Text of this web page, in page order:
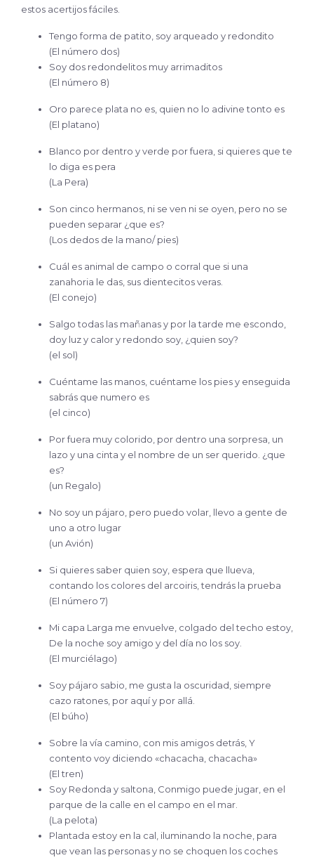
estos acertijos fáciles.
Tengo forma de patito, soy arqueado y redondito
(El número dos)
Soy dos redondelitos muy arrimaditos
(El número 8)
Oro parece plata no es, quien no lo adivine tonto es
(El platano)
Blanco por dentro y verde por fuera, si quieres que te
lo diga es pera
(La Pera)
Son cinco hermanos, ni se ven ni se oyen, pero no se
pueden separar ¿que es?
(Los dedos de la mano/ pies)
Cuál es animal de campo o corral que si una
zanahoria le das, sus dientecitos veras.
(El conejo)
Salgo todas las mañanas y por la tarde me escondo,
doy luz y calor y redondo soy, ¿quien soy?
(el sol)
Cuéntame las manos, cuéntame los pies y enseguida
sabrás que numero es
(el cinco)
Por fuera muy colorido, por dentro una sorpresa, un
lazo y una cinta y el nombre de un ser querido. ¿que
es?
(un Regalo)
No soy un pájaro, pero puedo volar, llevo a gente de
uno a otro lugar
(un Avión)
Si quieres saber quien soy, espera que llueva,
contando los colores del arcoiris, tendrás la prueba
(El número 7)
Mi capa Larga me envuelve, colgado del techo estoy,
De la noche soy amigo y del día no los soy.
(El murciélago)
Soy pájaro sabio, me gusta la oscuridad, siempre
cazo ratones, por aquí y por allá.
(El búho)
Sobre la vía camino, con mis amigos detrás, Y
contento voy diciendo «chacacha, chacacha»
(El tren)
Soy Redonda y saltona, Conmigo puede jugar, en el
parque de la calle en el campo en el mar.
(La pelota)
Plantada estoy en la cal, iluminando la noche, para
que vean las personas y no se choquen los coches